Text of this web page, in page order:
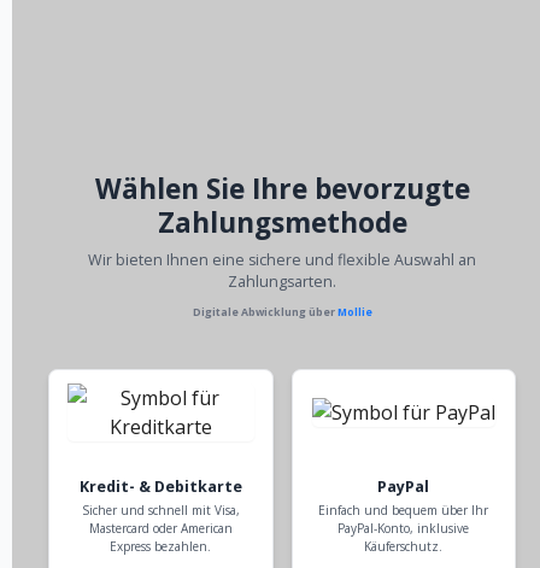
Wählen Sie Ihre bevorzugte
Zahlungsmethode
Wir bieten Ihnen eine sichere und flexible Auswahl an
Zahlungsarten.
Digitale Abwicklung überMollie
Kredit- & Debitkarte
Sicher und schnell mit Visa,
Mastercard oder American
Express bezahlen.
PayPal
Einfach und bequem über Ihr
PayPal-Konto, inklusive
Käuferschutz.